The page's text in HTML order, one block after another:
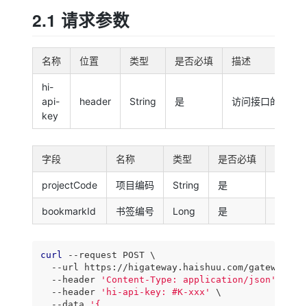
2.1 请求参数
名称 位置 类型 是否必填 描述
hi-
api-
key
header String 是 访问接口的权限
字段 名称 类型 是否必填
projectCode 项目编码 String 是
bookmarkId 书签编号 Long 是
curl
--request POST \
--url https://higateway.haishuu.com/gateway/
  --header
'Content-Type: application/json'
  --header
'hi-api-key: #K-xxx'
\